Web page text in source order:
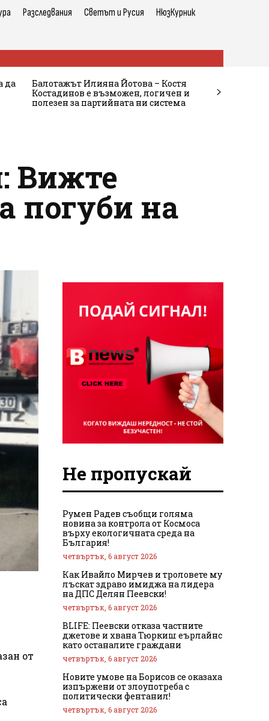
Разследвания Светът и Русия НюзКурник
да
Балотажът Илияна Йотова – Костя
Костадинов е възможен, логичен и
полезен за партийната ни система
Вижте
погуби на
от
Не пропускай
Румен Радев съобщи голяма
новина за контрола от Космоса
върху екологичната среда на
България!
четвъртък, 6 август 2026
Как Ивайло Мирчев и троловете му
лъскат здраво имиджа на лидера
на ДПС Делян Пеевски!
четвъртък, 6 август 2026
BLIFE: Пеевски отказа частните
джетове и хвана Тюркиш еърлайнс
като останалите граждани
четвъртък, 6 август 2026
Новите умове на Борисов се оказаха
изпържени от злоупотреба с
политически фентанил!
четвъртък, 6 август 2026